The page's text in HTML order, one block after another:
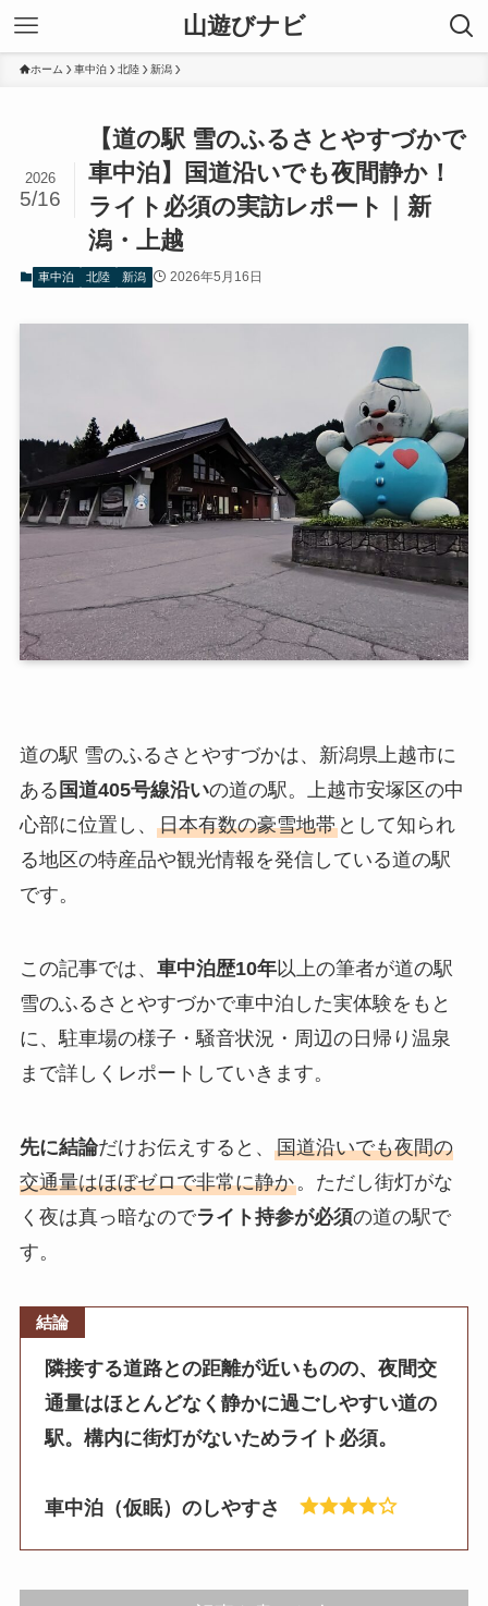
山遊びナビ
ホーム 車中泊 北陸 新潟
【道の駅 雪のふるさとやすづかで
車中泊】国道沿いでも夜間静か！
ライト必須の実訪レポート｜新
潟・上越
2026
5/16
車中泊 北陸 新潟 2026年5月16日
道の駅 雪のふるさとやすづかは、新潟県上越市に
ある 国道405号線沿いの道の駅。上越市安塚区の中
心部に位置し、 日本有数の豪雪地帯として知られ
る地区の特産品や観光情報を発信している道の駅
です。
この記事では、 車中泊歴10年以上の筆者が道の駅
雪のふるさとやすづかで車中泊した実体験をもと
に、駐車場の様子・騒音状況・周辺の日帰り温泉
まで詳しくレポートしていきます。
先に結論だけお伝えすると、 国道沿いでも夜間の
交通量はほぼゼロで非常に静か。ただし街灯がな
く夜は真っ暗なのでライト持参が必須の道の駅で
す。
結論
隣接する道路との距離が近いものの、夜間交
通量はほとんどなく静かに過ごしやすい道の
駅。構内に街灯がないためライト必須。
車中泊（仮眠）のしやすさ